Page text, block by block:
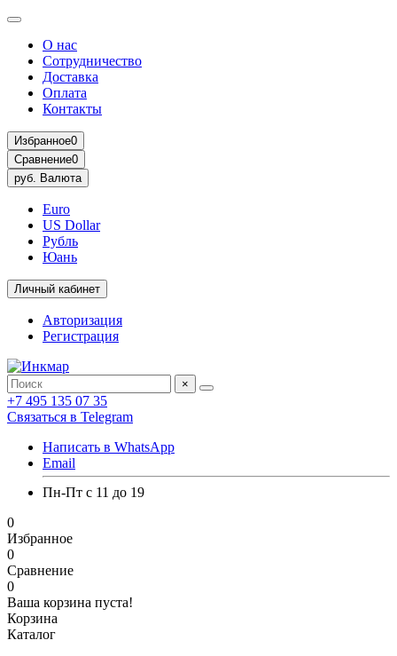
О нас
Сотрудничество
Доставка
Оплата
Контакты
Избранное0
Сравнение0
руб. Валюта
Euro
US Dollar
Рубль
Юань
Личный кабинет
Авторизация
Регистрация
×
+7 495 135 07 35
Связаться в Telegram
Написать в WhatsApp
Email
Пн-Пт с 11 до 19
0
Избранное
0
Сравнение
0
Ваша корзина пуста!
Корзина
Каталог